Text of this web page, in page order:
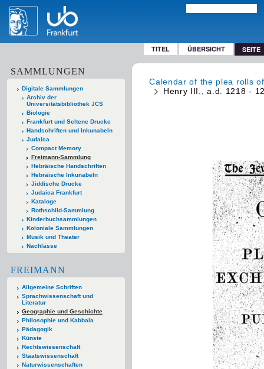
TITEL ÜBERSICHT SEITE
SAMMLUNGEN
Digitale Sammlungen
Archiv der
Universitätsbibliothek JCS
Biologie
Frankfurt und Seltene Drucke
Handschriften und Inkunabeln
Judaica
Compact Memory
Freimann-Sammlung
Hebräische Handschriften
Hebräische Inkunabeln
Jiddische Drucke
Judaica Frankfurt
Kataloge
Rothschild-Sammlung
Kinderbuchsammlungen
Koloniale Sammlungen
Musik und Theater
Nachlässe
FREIMANN
Allgemeine Schriften
Sprachwissenschaft und
Literatur
Geographie und Geschichte
Philosophie und Kabbala
Pädagogik
Künste
Rechtswissenschaft
Staatswissenschaft
Naturwissenschaften
Calendar of the plea rolls
Henry III., a.d. 1218 -